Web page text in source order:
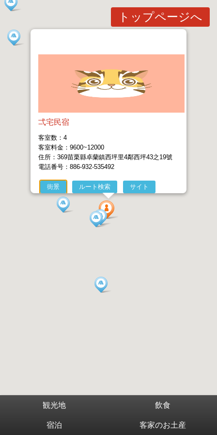
観光地 飲食
宿泊 客家のお土産
トップページへ
弌宅民宿
客室数：4
客室料金：9600~12000
住所：369苗栗縣卓蘭鎮西坪里4鄰西坪43之19號
電話番号：886-932-535492
街景 ルート検索 サイト